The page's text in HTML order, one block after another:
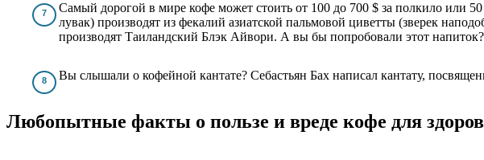
Самый дорогой в мире кофе может стоить от 100 до 700 $ за полкило или
лувак) производят из фекалий азиатской пальмовой циветты (зверек
производят Таиландский Блэк Айвори. А вы бы попробовали этот напиток?
Вы слышали о кофейной кантате? Себастьян Бах написал кантату,
Любопытные факты о пользе и вреде кофе для